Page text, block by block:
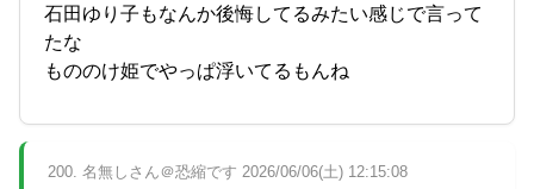
石田ゆり子もなんか後悔してるみたい感じで言って
たな
もののけ姫でやっぱ浮いてるもんね
200. 名無しさん＠恐縮です 2026/06/06(土) 12:15:08